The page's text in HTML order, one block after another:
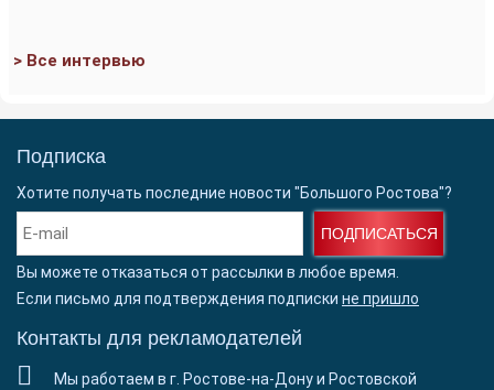
> Все интервью
Подписка
Хотите получать последние новости "Большого Ростова"?
ПОДПИСАТЬСЯ
Вы можете отказаться от рассылки в любое время.
Если письмо для подтверждения подписки не пришло
Контакты для рекламодателей
Мы работаем в г. Ростове-на-Дону и Ростовской